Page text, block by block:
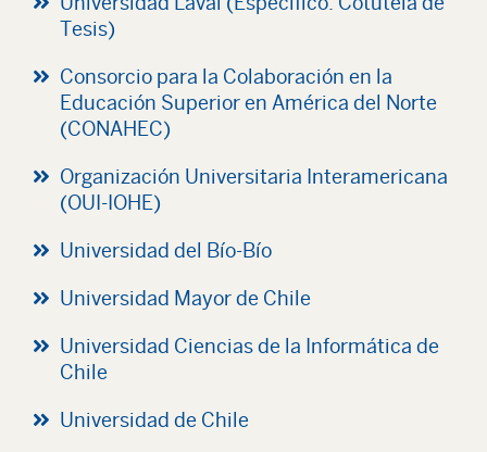
Tesis)
Consorcio para la Colaboración en la
Educación Superior en América del Norte
(CONAHEC)
Organización Universitaria Interamericana
(OUI-IOHE)
Universidad del Bío-Bío
Universidad Mayor de Chile
Universidad Ciencias de la Informática de
Chile
Universidad de Chile